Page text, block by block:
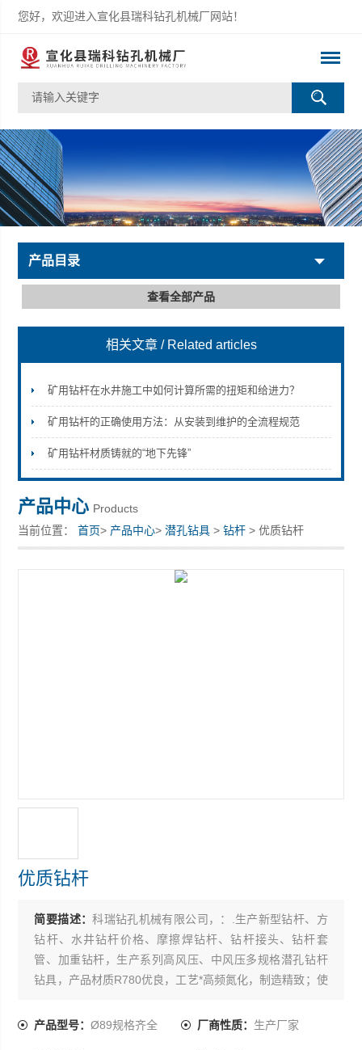
您好，欢迎进入宣化县瑞科钻孔机械厂网站！
宣化县瑞科钻孔机械厂
产品目录
查看全部产品
相关文章 / Related articles
矿用钻杆在水井施工中如何计算所需的扭矩和给进力？
矿用钻杆的正确使用方法：从安装到维护的全流程规范
矿用钻杆材质铸就的“地下先锋”
产品中心 Products
当前位置：首页> 产品中心>潜孔钻具 >钻杆 > 优质钻杆
优质钻杆
简要描述：科瑞钻孔机械有限公司，：.生产新型钻杆、方
钻杆、水井钻杆价格、摩擦焊钻杆、钻杆接头、钻杆套
管、加重钻杆，生产系列高风压、中风压多规格潜孔钻杆
钻具，产品材质R780优良，工艺*高频氮化，制造精致；使
产品型号：Ø89规格齐全 厂商性质： 生产厂家